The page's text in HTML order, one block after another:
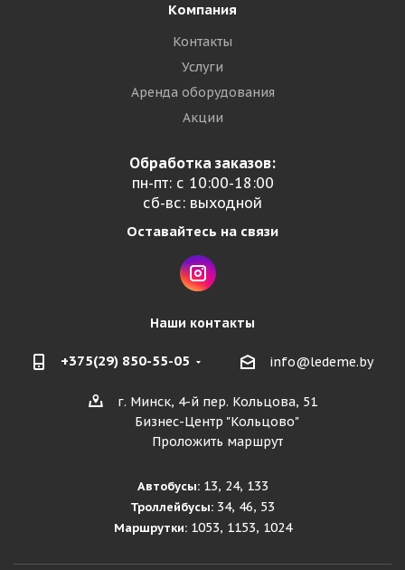
Компания
Контакты
Услуги
Аренда оборудования
Акции
Обработка заказов:
пн-пт: с 10:00-18:00
сб-вс: выходной
Оставайтесь на связи
Наши контакты
+375(29) 850-55-05 info@ledeme.by
г. Минск, 4-й пер. Кольцова, 51
Бизнес-Центр "Кольцово"
Проложить маршрут
Автобусы:13, 24, 133
Троллейбусы: 34, 46, 53
Маршрутки:1053, 1153, 1024